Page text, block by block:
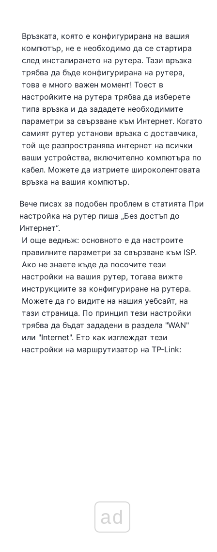
Връзката, която е конфигурирана на вашия
компютър, не е необходимо да се стартира
след инсталирането на рутера. Тази връзка
трябва да бъде конфигурирана на рутера,
това е много важен момент! Тоест в
настройките на рутера трябва да изберете
типа връзка и да зададете необходимите
параметри за свързване към Интернет. Когато
самият рутер установи връзка с доставчика,
той ще разпространява интернет на всички
ваши устройства, включително компютъра по
кабел. Можете да изтриете широколентовата
връзка на вашия компютър.
Вече писах за подобен проблем в статията При
настройка на рутер пиша „Без достъп до
Интернет“.
И още веднъж: основното е да настроите
правилните параметри за свързване към ISP.
Ако не знаете къде да посочите тези
настройки на вашия рутер, тогава вижте
инструкциите за конфигуриране на рутера.
Можете да го видите на нашия уебсайт, на
тази страница. По принцип тези настройки
трябва да бъдат зададени в раздела "WAN"
или "Internet". Ето как изглеждат тези
настройки на маршрутизатор на TP-Link:
ad